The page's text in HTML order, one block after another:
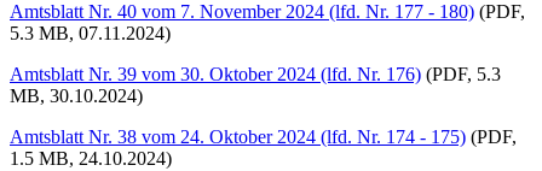
Amtsblatt Nr. 40 vom 7. November 2024 (lfd. Nr. 177 - 180) (PDF,
5.3 MB, 07.11.2024)
Amtsblatt Nr. 39 vom 30. Oktober 2024 (lfd. Nr. 176) (PDF, 5.3
MB, 30.10.2024)
Amtsblatt Nr. 38 vom 24. Oktober 2024 (lfd. Nr. 174 - 175) (PDF,
1.5 MB, 24.10.2024)